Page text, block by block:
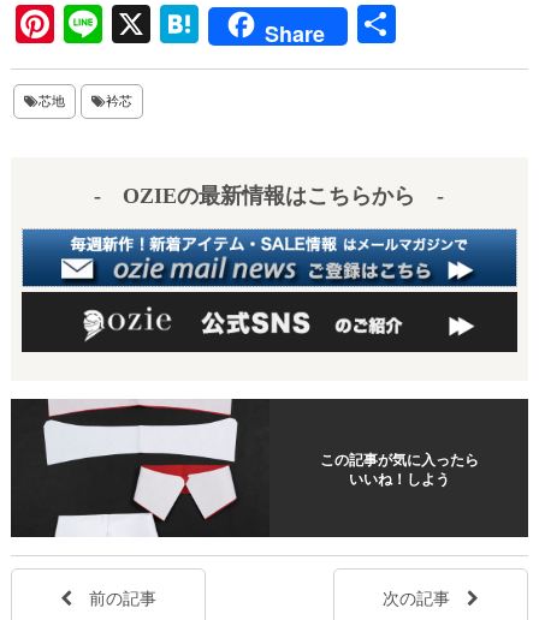
Pi
nt
er
Li
ne
X
H
at
Share
有
芯地 衿芯
- OZIEの最新情報はこちらから -
この記事が気に入ったら
いいね！しよう
前の記事 次の記事